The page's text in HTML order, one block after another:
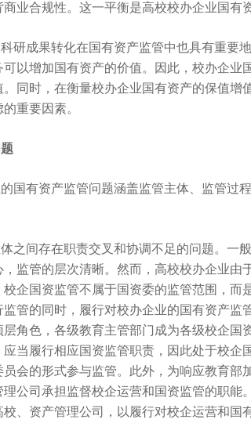
商业合规性。这一平衡是高校校办企业国有
研成果转化在国有资产监管中也具有重要
以增加国有资产的价值。因此，校办企业
同时，在衡量校办企业国有资产的保值增
的重要因素。
国有资产监管问题涵盖监管主体、监管过
之间存在职责交叉和协调不足的问题。一
监管的层次清晰。然而，高校校办企业由
企国资监管不属于国资委的监管范围，而
管的同时，履行对校办企业的国有资产监
层角色，各级教育主管部门成为各级校企国
应当履行相应国资监管职责，因此处于校企
员会的形式参与监管。此外，为响应教育部
理公司承担监督校企运营和国资监管的职能
、 资产管理公司，以履行对校企运营和国